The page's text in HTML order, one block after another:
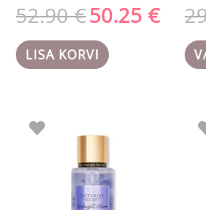
52.90€50.25 €
LISA KORVI